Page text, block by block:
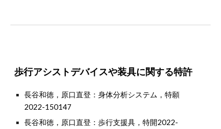
歩行アシストデバイスや装具に関する特許
長谷和徳，原口直登：身体分析システム ，特願
2022-150147
長谷和徳 ， 原口直登 ：歩行支援具 ，特開2022-